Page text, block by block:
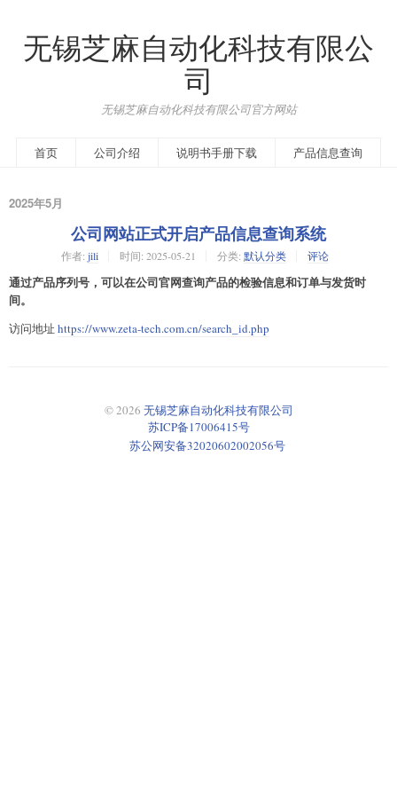
无锡芝麻自动化科技有限公
司
无锡芝麻自动化科技有限公司官方网站
首页 公司介绍 说明书手册下载 产品信息查询
2025年5月
公司网站正式开启产品信息查询系统
作者: jili 时间: 2025-05-21 分类: 默认分类 评论
通过产品序列号，可以在公司官网查询产品的检验信息和订单与发货时
间。
访问地址 https://www.zeta-tech.com.cn/search_id.php
© 2026 无锡芝麻自动化科技有限公司
苏ICP备17006415号
苏公网安备32020602002056号